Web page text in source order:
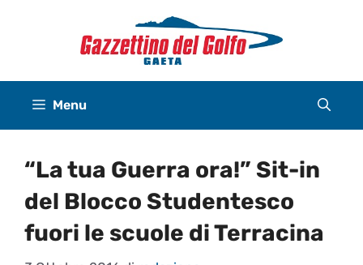
Menu
“La tua Guerra ora!” Sit-in
del Blocco Studentesco
fuori le scuole di Terracina